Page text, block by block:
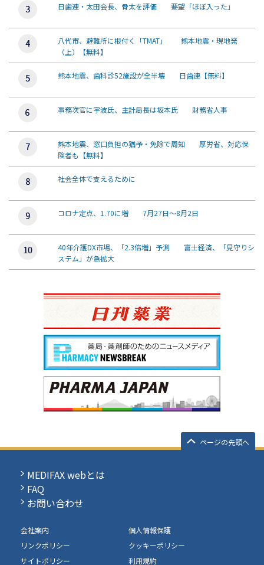
日歯連・太田会長、骨太を評価 要望「ほぼ入った」
八代市、避難所に根付く「TMAT」 熊本地震・現地発
（上）【無料】
熊本地震、歯科診52施設が全半壊 日歯連【無料】
事務次官に宇波氏、主計局長は坂本氏 財務省人事
熊本地震、窓口負担の猶予・免除で周知 厚労省、対応保
険者も【無料】
社会全体で支えるために
コロナ定点、1.70に増 7月27日～8月2日
40年介護DX市場、「2.3倍増」予測 富士経済、「見守りシ
ステム」が急拡大
ページの先頭へ
MEDIFAX webとは
FAQ
お問い合わせ
会社案内
個人情報保護
リンクポリシー
クッキーポリシー
サイトポリシー
利用規約